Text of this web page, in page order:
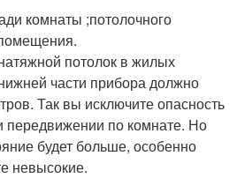
комнаты ;потолочного
потолок в жилых
части прибора должно
Так вы исключите опасность
передвижении по комнате. Но
будет больше, особенно
невысокие.